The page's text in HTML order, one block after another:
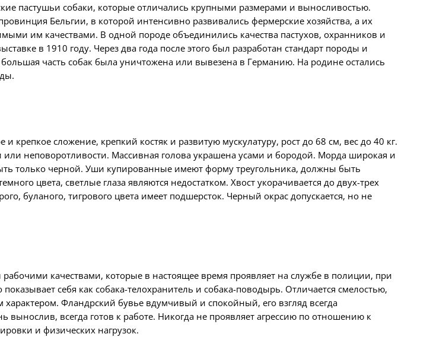
пастушьи собаки, которые отличались крупными размерами и выносливостью.
Бельгии, в которой интенсивно развивались фермерские хозяйства, а их
им качествами. В одной породе объединились качества пастухов, охранников и
в 1910 году. Через два года после этого был разработан стандарт породы и
часть собак была уничтожена или вывезена в Германию. На родине остались
крепкое сложение, крепкий костяк и развитую мускулатуру, рост до 68 см, вес до 40 кг.
неповоротливости. Массивная голова украшена усами и бородой. Морда широкая и
только черной. Уши купированные имеют форму треугольника, должны быть
цвета, светлые глаза являются недостатком. Хвост укорачивается до двух-трех
буланого, тигрового цвета имеет подшерсток. Черный окрас допускается, но не
качествами, которые в настоящее время проявляет на службе в полиции, при
себя как собака-телохранитель и собака-поводырь. Отличается смелостью,
Фландрский бувье вдумчивый и спокойный, его взгляд всегда
всегда готов к работе. Никогда не проявляет агрессию по отношению к
и физических нагрузок.